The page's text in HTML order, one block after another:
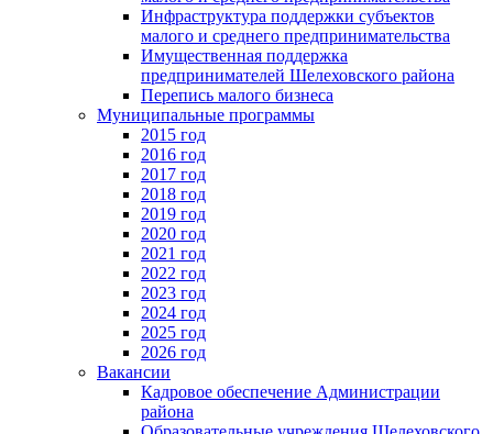
Инфраструктура поддержки субъектов
малого и среднего предпринимательства
Имущественная поддержка
предпринимателей Шелеховского района
Перепись малого бизнеса
Муниципальные программы
2015 год
2016 год
2017 год
2018 год
2019 год
2020 год
2021 год
2022 год
2023 год
2024 год
2025 год
2026 год
Вакансии
Кадровое обеспечение Администрации
района